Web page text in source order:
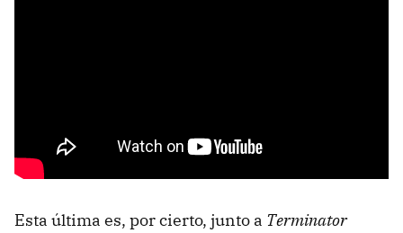
Esta última es, por cierto, junto a Terminator